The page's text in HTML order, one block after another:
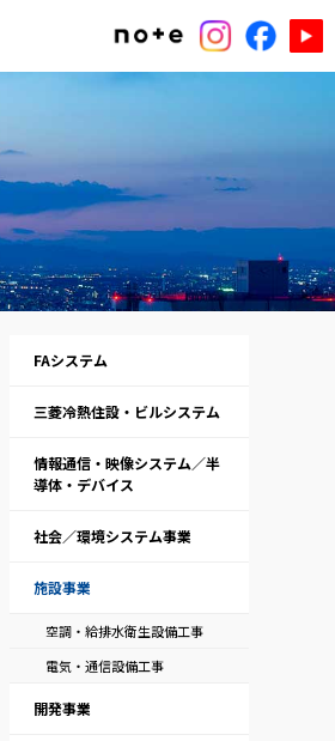
FAシステム
三菱冷熱住設・ビルシステム
情報通信・映像システム／半
導体・デバイス
社会／環境システム事業
施設事業
空調・給排水衛生設備工事
電気・通信設備工事
開発事業